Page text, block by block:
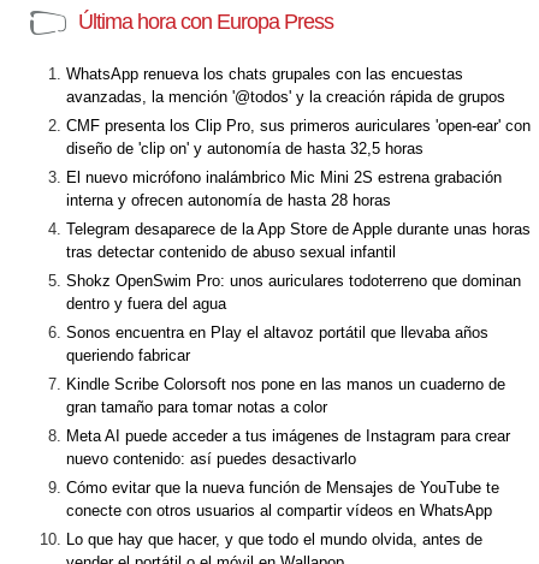
Última hora con Europa Press
WhatsApp renueva los chats grupales con las encuestas
avanzadas, la mención '@todos' y la creación rápida de grupos
CMF presenta los Clip Pro, sus primeros auriculares 'open-ear' con
diseño de 'clip on' y autonomía de hasta 32,5 horas
El nuevo micrófono inalámbrico Mic Mini 2S estrena grabación
interna y ofrecen autonomía de hasta 28 horas
Telegram desaparece de la App Store de Apple durante unas horas
tras detectar contenido de abuso sexual infantil
Shokz OpenSwim Pro: unos auriculares todoterreno que dominan
dentro y fuera del agua
Sonos encuentra en Play el altavoz portátil que llevaba años
queriendo fabricar
Kindle Scribe Colorsoft nos pone en las manos un cuaderno de
gran tamaño para tomar notas a color
Meta AI puede acceder a tus imágenes de Instagram para crear
nuevo contenido: así puedes desactivarlo
Cómo evitar que la nueva función de Mensajes de YouTube te
conecte con otros usuarios al compartir vídeos en WhatsApp
Lo que hay que hacer, y que todo el mundo olvida, antes de